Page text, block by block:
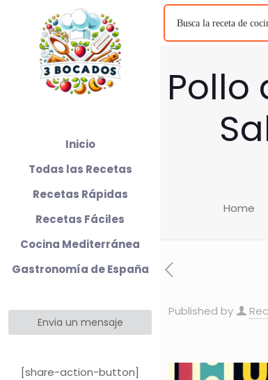
Pollo
Home
Published by
Inicio
Todas las Recetas
Recetas Rápidas
Recetas Fáciles
Cocina Mediterránea
Gastronomía de España
Envia un mensaje
[share-action-button]